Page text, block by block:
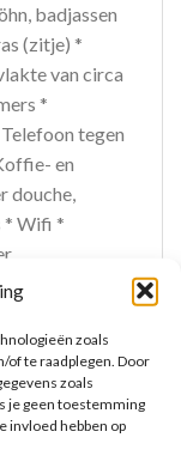
zoals
of te raadplegen. Door
zoals
je geen toestemming
invloed hebben op
badjassen
(zitje) *
van circa
*
tegen
en
douche,
* Wifi *
50 m² *
tegen
en
douche,
* Wifi *